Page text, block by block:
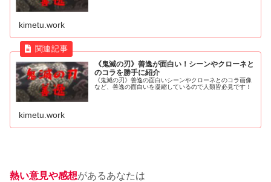
kimetu.work
《鬼滅の刃》善逸が面白い！シーンやクローネと
のコラを勝手に紹介
《鬼滅の刃》善逸の面白いシーンやクローネとのコラ画像
など、善逸の面白いを凝縮しているので人類皆必見です！
kimetu.work
熱い意見や感想があるあなたは